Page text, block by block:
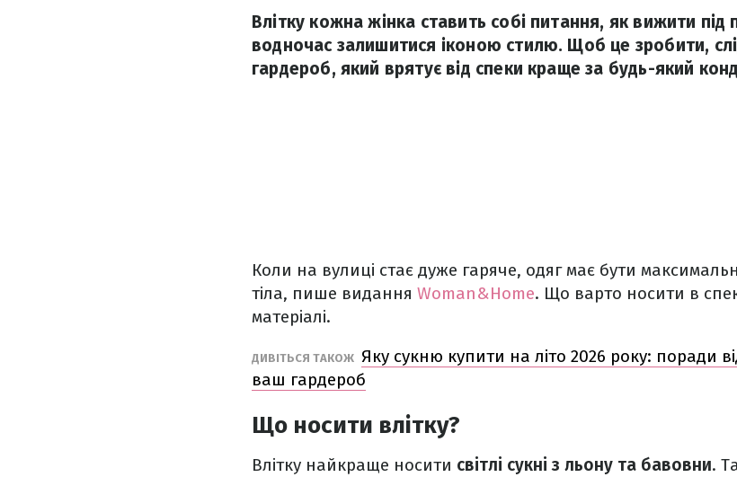
Влітку кожна жінка ставить собі питання, як вижити
водночас залишитися іконою стилю. Щоб це зробити,
гардероб, який врятує від спеки краще за будь-який
Коли на вулиці стає дуже гаряче, одяг має бути
тіла, пише видання Woman&Home. Що варто носити в
матеріалі.
ДИВІТЬСЯ ТАКОЖ Яку сукню купити на літо 2026 року: поради
ваш гардероб
Що носити влітку?
Влітку найкраще носити світлі сукні з льону та бавовни.